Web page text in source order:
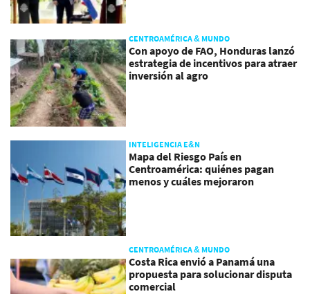
CENTROAMÉRICA & MUNDO
Con apoyo de FAO, Honduras lanzó
estrategia de incentivos para atraer
inversión al agro
INTELIGENCIA E&N
Mapa del Riesgo País en
Centroamérica: quiénes pagan
menos y cuáles mejoraron
CENTROAMÉRICA & MUNDO
Costa Rica envió a Panamá una
propuesta para solucionar disputa
comercial